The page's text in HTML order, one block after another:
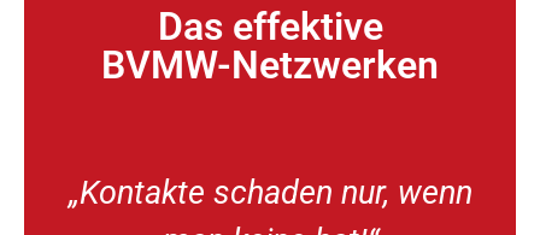
Das effektive
BVMW-Netzwerken
„Kontakte schaden nur, wenn